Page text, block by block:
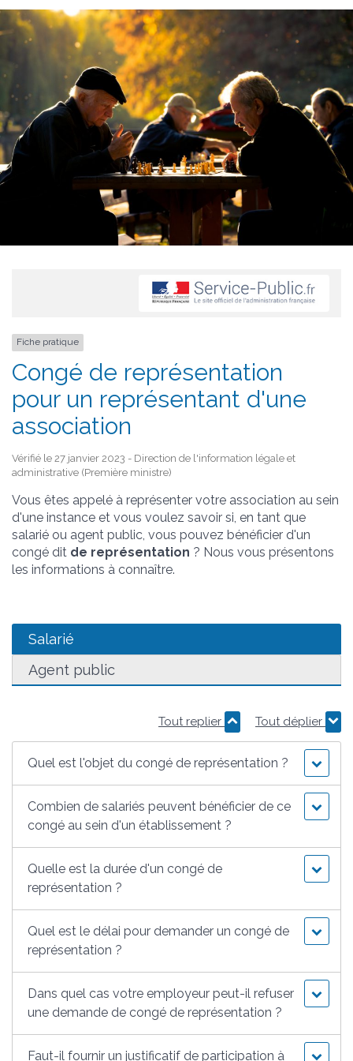
Fiche pratique
Congé de représentation
pour un représentant d'une
association
Vérifié le 27 janvier 2023 - Direction de l'information légale et
administrative (Première ministre)
Vous êtes appelé à représenter votre association au sein
d'une instance et vous voulez savoir si, en tant que
salarié ou agent public, vous pouvez bénéficier d'un
congé dit de représentation ? Nous vous présentons
les informations à connaître.
Salarié
Agent public
Tout replier Tout déplier
Quel est l'objet du congé de représentation ?
Combien de salariés peuvent bénéficier de ce
congé au sein d'un établissement ?
Quelle est la durée d'un congé de
représentation ?
Quel est le délai pour demander un congé de
représentation ?
Dans quel cas votre employeur peut-il refuser
une demande de congé de représentation ?
Faut-il fournir un justificatif de participation à